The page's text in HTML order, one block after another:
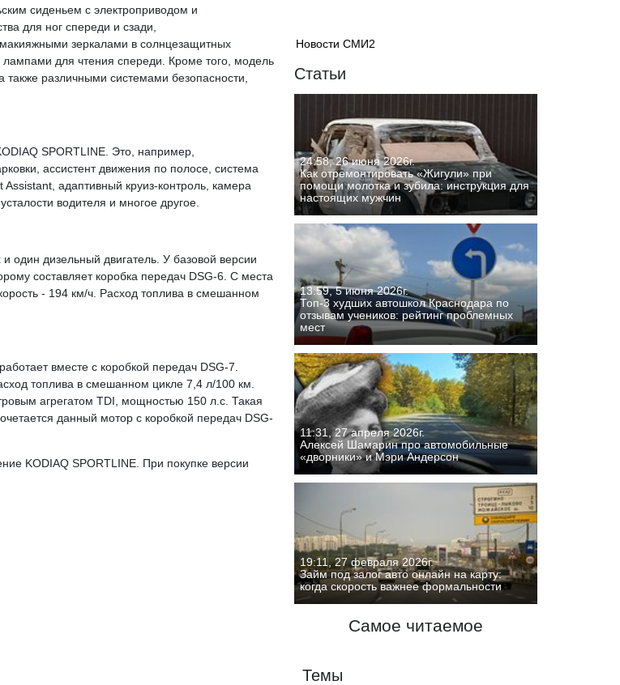
сиденьем с электроприводом и
для ног спереди и сзади,
зеркалами в солнцезащитных
для чтения спереди. Кроме того, модель
различными системами безопасности,
SPORTLINE. Это, например,
ассистент движения по полосе, система
адаптивный круиз-контроль, камера
водителя и многое другое.
один дизельный двигатель. У базовой версии
составляет коробка передач DSG-6. С места
- 194 км/ч. Расход топлива в смешанном
вместе с коробкой передач DSG-7.
топлива в смешанном цикле 7,4 л/100 км.
агрегатом TDI, мощностью 150 л.с. Такая
данный мотор с коробкой передач DSG-
KODIAQ SPORTLINE. При покупке версии
Новости СМИ2
Статьи
24:58, 26 июня 2026г.
Как отремонтировать «Жигули» при
помощи молотка и зубила: инструкция для
настоящих мужчин
13:59, 5 июня 2026г.
Топ-3 худших автошкол Краснодара по
отзывам учеников: рейтинг проблемных
мест
11:31, 27 апреля 2026г.
Алексей Шамарин про автомобильные
«дворники» и Мэри Андерсон
19:11, 27 февраля 2026г.
Займ под залог авто онлайн на карту:
когда скорость важнее формальности
Самое читаемое
Темы